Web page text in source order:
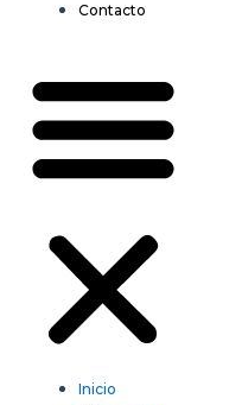
Contacto
Inicio